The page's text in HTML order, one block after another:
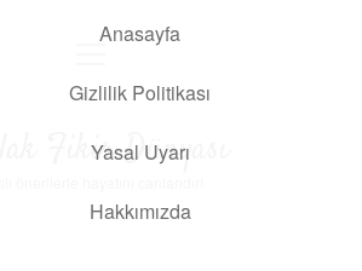
Anasayfa
Gizlilik Politikası
Yasal Uyarı
Hakkımızda
Fikir Dünyası